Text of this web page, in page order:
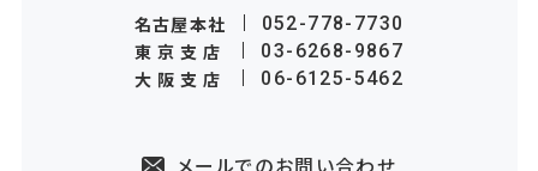
名古屋本社 052-778-7730
東京支店 03-6268-9867
大阪支店 06-6125-5462